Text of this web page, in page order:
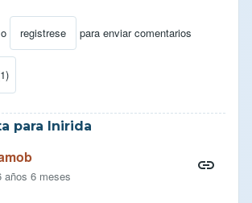
o registrese para enviar comentarios
para Inirida
años 6 meses